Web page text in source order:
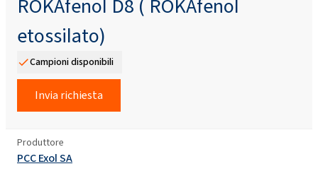
ROKAfenol D8 ( ROKAfenol
etossilato)
Campioni disponibili
Invia richiesta
Produttore
PCC Exol SA